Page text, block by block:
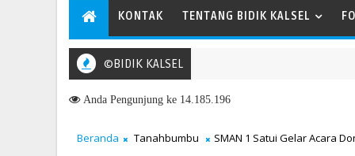
KONTAK TENTANG BIDIK KALSEL
©BIDIK KALSEL
Memasuki HUT ke-51, Indocement Perkuat Langkah Menuju Masa
Anda Pengunjung ke 14.185.196
Beranda Tanahbumbu SMAN 1 Satui Gelar Acara